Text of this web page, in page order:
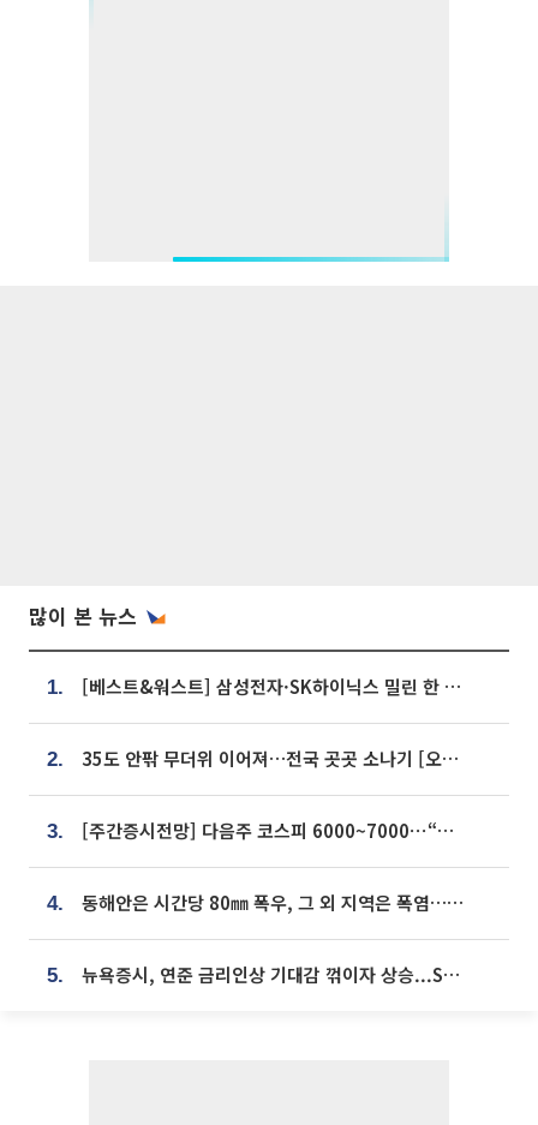
많이 본 뉴스
1. [베스트&워스트] 삼성전자·SK하이닉스 밀린 한 주…상상인증권은 85% 급등
2. 35도 안팎 무더위 이어져…전국 곳곳 소나기 [오늘 날씨]
3. [주간증시전망] 다음주 코스피 6000~7000⋯“外人 수급은 정책이 변수”
4. 동해안은 시간당 80㎜ 폭우, 그 외 지역은 폭염…‘극과 극 날씨’
5. 뉴욕증시, 연준 금리인상 기대감 꺾이자 상승...S&P500 사상 최고치 [종합]